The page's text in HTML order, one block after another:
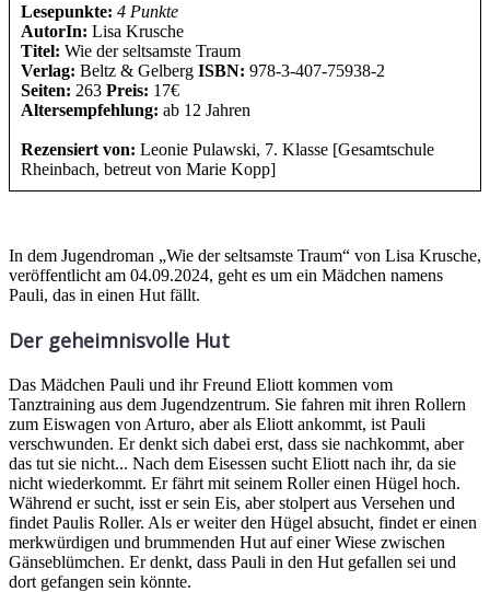
Lesepunkte: 4 Punkte
AutorIn: Lisa Krusche
Titel: Wie der seltsamste Traum
Verlag: Beltz & Gelberg ISBN: 978-3-407-75938-2
Seiten: 263 Preis: 17€
Altersempfehlung: ab 12 Jahren
Rezensiert von: Leonie Pulawski, 7. Klasse [Gesamtschule
Rheinbach, betreut von Marie Kopp]
In dem Jugendroman „Wie der seltsamste Traum“ von Lisa Krusche,
veröffentlicht am 04.09.2024, geht es um ein Mädchen namens
Pauli, das in einen Hut fällt.
Der geheimnisvolle Hut
Das Mädchen Pauli und ihr Freund Eliott kommen vom
Tanztraining aus dem Jugendzentrum. Sie fahren mit ihren Rollern
zum Eiswagen von Arturo, aber als Eliott ankommt, ist Pauli
verschwunden. Er denkt sich dabei erst, dass sie nachkommt, aber
das tut sie nicht... Nach dem Eisessen sucht Eliott nach ihr, da sie
nicht wiederkommt. Er fährt mit seinem Roller einen Hügel hoch.
Während er sucht, isst er sein Eis, aber stolpert aus Versehen und
findet Paulis Roller. Als er weiter den Hügel absucht, findet er einen
merkwürdigen und brummenden Hut auf einer Wiese zwischen
Gänseblümchen. Er denkt, dass Pauli in den Hut gefallen sei und
dort gefangen sein könnte.